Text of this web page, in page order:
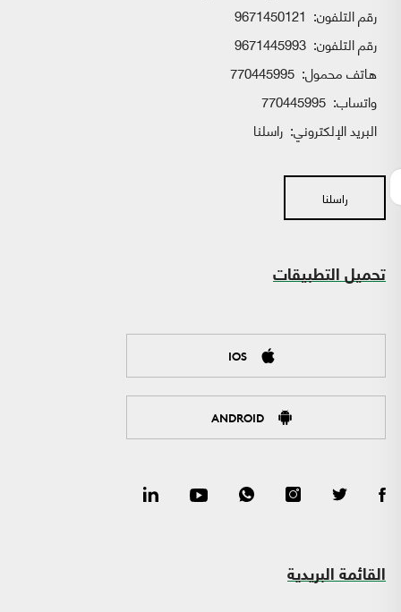
رقم التلفون: 9671450121
رقم التلفون: 9671445993
هاتف محمول: 770445995
واتساب:
البريد الإلكتروني: راسلنا
راسلنا
تحميل التطبيقات
IOS
ANDROID
القائمة البريدية